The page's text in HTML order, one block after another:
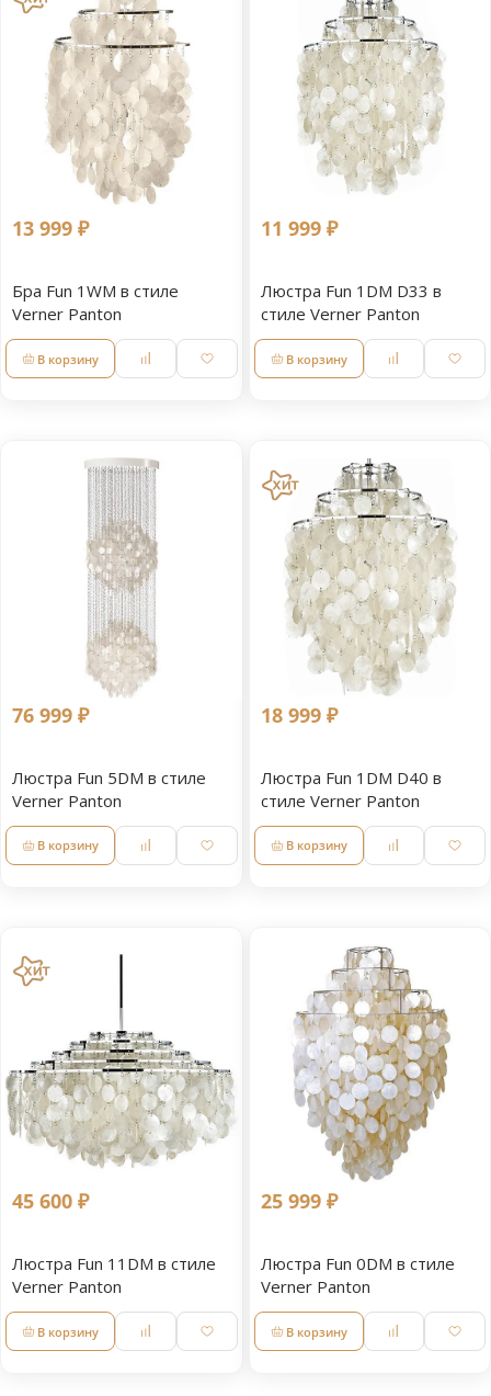
13 999 ₽
Бра Fun 1WM в стиле
Verner Panton
В корзину
11 999 ₽
Люстра Fun 1DM D33 в
стиле Verner Panton
В корзину
76 999 ₽
Люстра Fun 5DM в стиле
Verner Panton
В корзину
18 999 ₽
Люстра Fun 1DM D40 в
стиле Verner Panton
В корзину
45 600 ₽
Люстра Fun 11DM в стиле
Verner Panton
В корзину
25 999 ₽
Люстра Fun 0DM в стиле
Verner Panton
В корзину